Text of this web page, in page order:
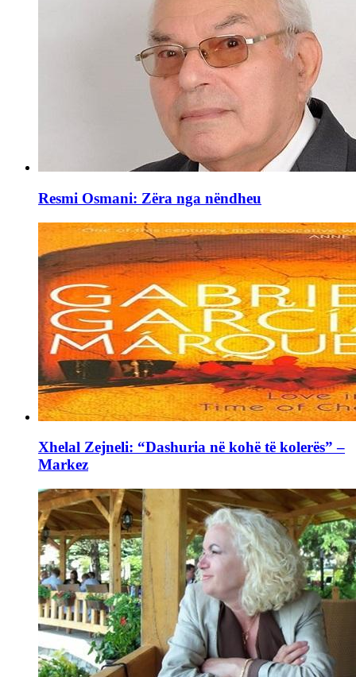
Resmi Osmani: Zëra nga nëndheu
Xhelal Zejneli: “Dashuria në kohë të kolerës” –
Markez